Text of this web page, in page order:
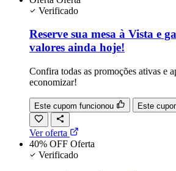
Verificado
Reserve sua mesa à Vista e
valores ainda hoje!
Confira todas as promoções ativas e
economizar!
Este cupom funcionou Este
Ver oferta
40% OFF Oferta
Verificado